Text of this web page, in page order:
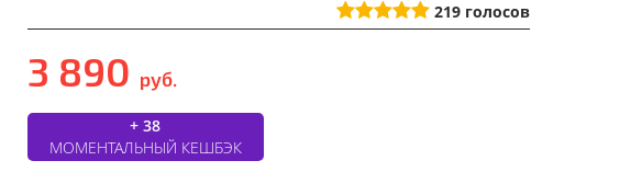
219 голосов
3 890 руб.
+ 38
МОМЕНТАЛЬНЫЙ КЕШБЭК